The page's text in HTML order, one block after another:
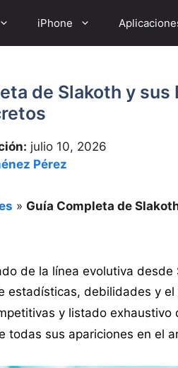
iPhone
de Slakoth y
julio 10, 2026
Pérez
» Guía Completa de
de la línea evolutiva desde
estadísticas, debilidades y
y listado
todas sus apariciones en el